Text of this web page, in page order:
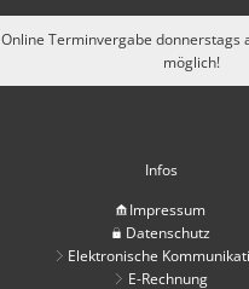
Online Terminvergabe donnerstags
möglich!
Infos
Impressum
Datenschutz
Elektronische
E-Rechnung